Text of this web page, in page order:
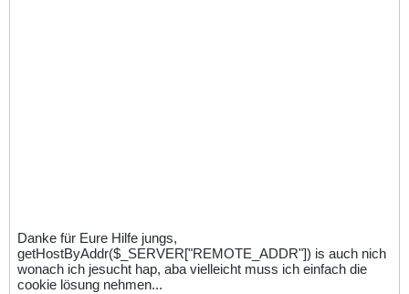
Danke für Eure Hilfe jungs,
getHostByAddr($_SERVER["REMOTE_ADDR"]) is auch nich
wonach ich jesucht hap, aba vielleicht muss ich einfach die
cookie lösung nehmen...